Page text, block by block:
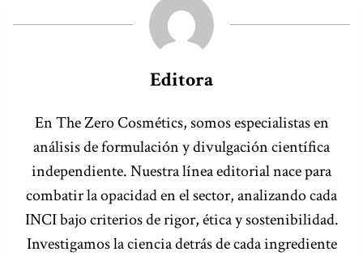
Editora
En The Zero Cosmétics, somos especialistas en
análisis de formulación y divulgación científica
independiente. Nuestra línea editorial nace para
combatir la opacidad en el sector, analizando cada
INCI bajo criterios de rigor, ética y sostenibilidad.
Investigamos la ciencia detrás de cada ingrediente